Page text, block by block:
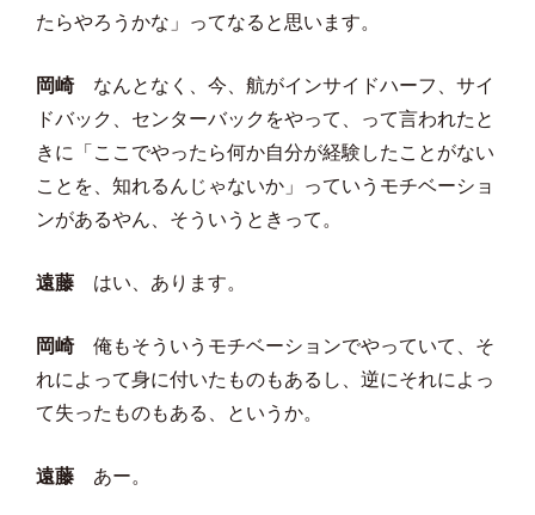
たらやろうかな」ってなると思います。
岡崎 なんとなく、今、航がインサイドハーフ、サイ
ドバック、センターバックをやって、って言われたと
きに「ここでやったら何か自分が経験したことがない
ことを、知れるんじゃないか」っていうモチベーショ
ンがあるやん、そういうときって。
遠藤 はい、あります。
岡崎 俺もそういうモチベーションでやっていて、そ
れによって身に付いたものもあるし、逆にそれによっ
て失ったものもある、というか。
遠藤 あー。